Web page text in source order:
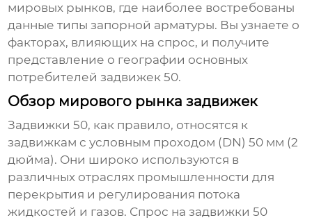
мировых рынков, где наиболее востребованы
данные типы запорной арматуры. Вы узнаете о
факторах, влияющих на спрос, и получите
представление о географии основных
потребителейзадвижек 50.
Обзор мирового рынка задвижек
Задвижки 50, как правило, относятся к
задвижкам с условным проходом (DN) 50 мм (2
дюйма). Они широко используются в
различных отраслях промышленности для
перекрытия и регулирования потока
жидкостей и газов. Спрос назадвижки 50